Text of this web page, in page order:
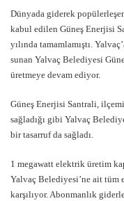
Dünyada giderek
kabul edilen Güneş Enerjisi
yılında tamamlamıştı.
sunan Yalvaç Belediyesi
üretmeye devam ediyor.
Güneş Enerjisi Santrali,
sağladığı gibi Yalvaç
bir tasarruf da sağladı.
1 megawatt elektrik üretim
Yalvaç Belediyesi’ne ait
karşılıyor. Abonmanlık